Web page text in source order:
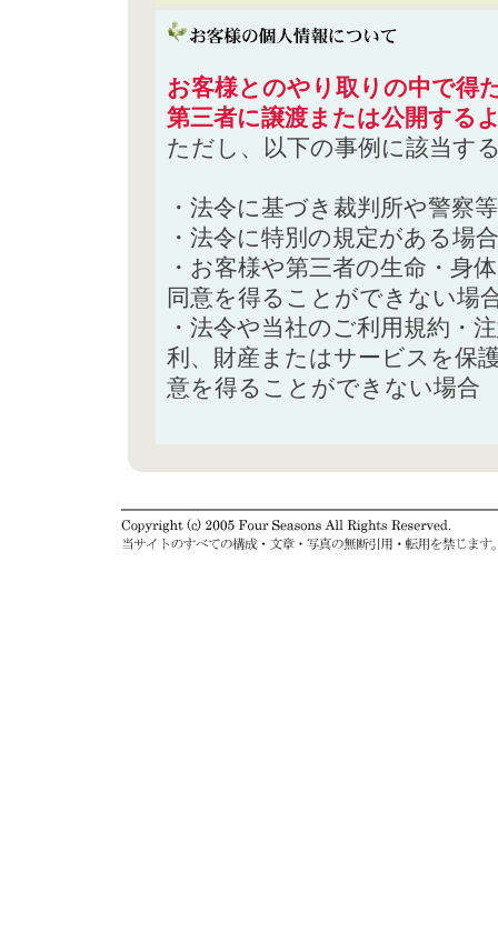
お客様とのやり取りの中で得
第三者に譲渡または公開する
ただし、以下の事例に該当す
・法令に基づき裁判所や警察
・法令に特別の規定がある場合
・お客様や第三者の生命・身
同意を得ることができない場
・法令や当社のご利用規約・
利、財産またはサービスを保
意を得ることができない場合